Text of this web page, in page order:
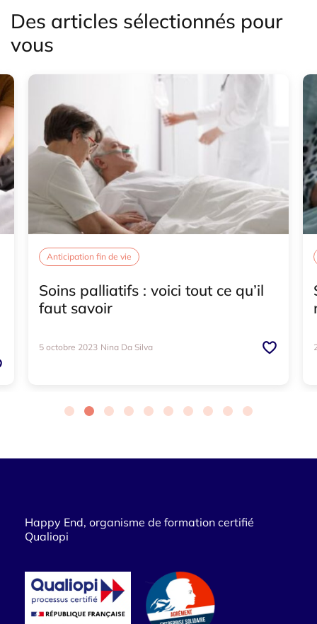
Des articles sélectionnés pour
vous
Anticipation fin de vie
Soins palliatifs : voici tout ce qu’il
faut savoir
5 octobre 2023 Nina Da Silva
Happy End, organisme de formation certifié
Qualiopi